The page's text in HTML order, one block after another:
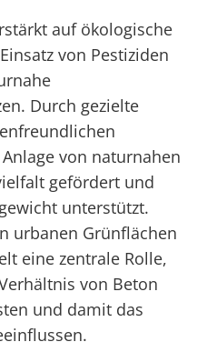
auf ökologische
von Pestiziden
Durch gezielte
von naturnahen
gefördert und
unterstützt.
urbanen Grünflächen
eine zentrale Rolle,
von Beton
und damit das